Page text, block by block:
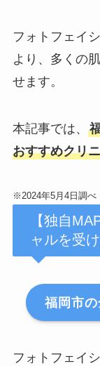
フォトフェイ
より、多くの
せます。
本記事では、
おすすめクリ
※2024年5月4日調
【独自
ャルを受
福岡市
フォトフェイ